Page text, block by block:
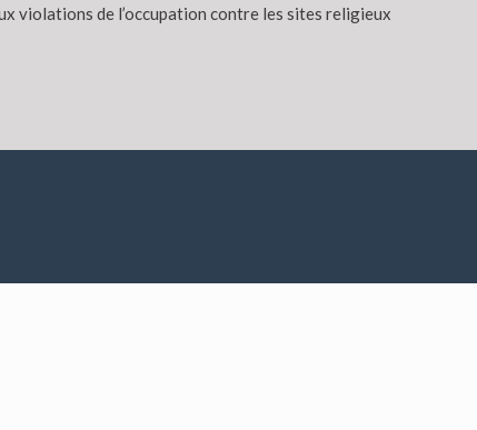
violations de l’occupation contre les sites religieux